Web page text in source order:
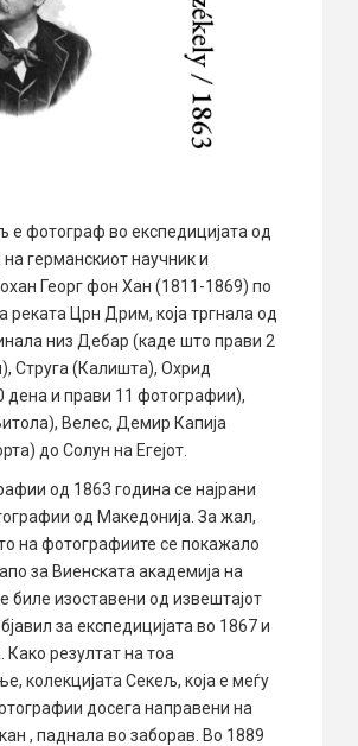
e фотограф во експедицијата од
германскиот научник и
Георг фон Хан (1811-1869) по
реката Црн Дрим, која тргнала од
низ Дебар (каде што прави 2
Струга (Калишта), Охрид
дена и прави 11 фотографии),
Велес, Демир Капија
до Солун на Егејот.
од 1863 година се најрани
од Македонија. За жал,
на фотографиите се покажало
за Виенската академија на
биле изоставени од извештајот
за експедицијата во 1867 и
Како резултат на тоа
колекцијата Секељ, која е меѓу
досега направени на
, паднала во заборав. Во 1889